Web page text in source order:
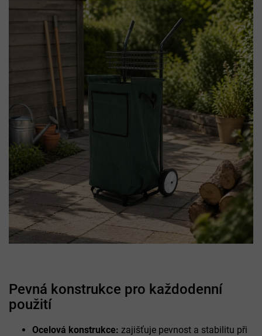
Pevná konstrukce pro každodenní
použití
Ocelová konstrukce: zajišťuje pevnost a stabilitu při